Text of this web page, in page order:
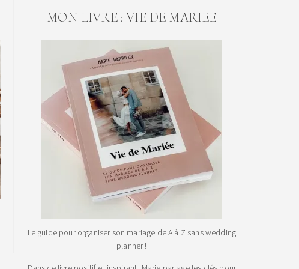
MON LIVRE : VIE DE MARIEE
Le guide pour organiser son mariage de A à Z sans wedding
planner !